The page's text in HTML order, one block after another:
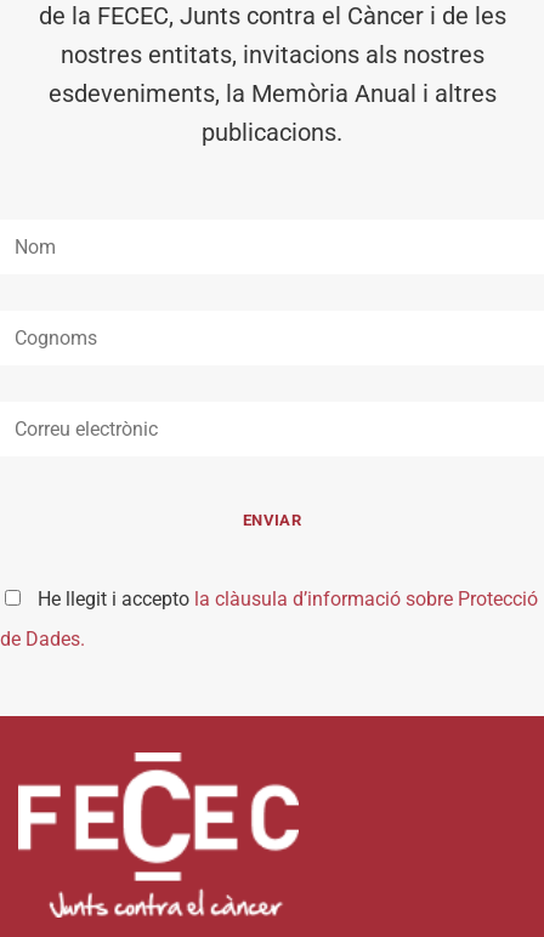
de la FECEC, Junts contra el Càncer i de les
nostres entitats, invitacions als nostres
esdeveniments, la Memòria Anual i altres
publicacions.
He llegit i accepto la clàusula d’informació sobre Protecció
de Dades.